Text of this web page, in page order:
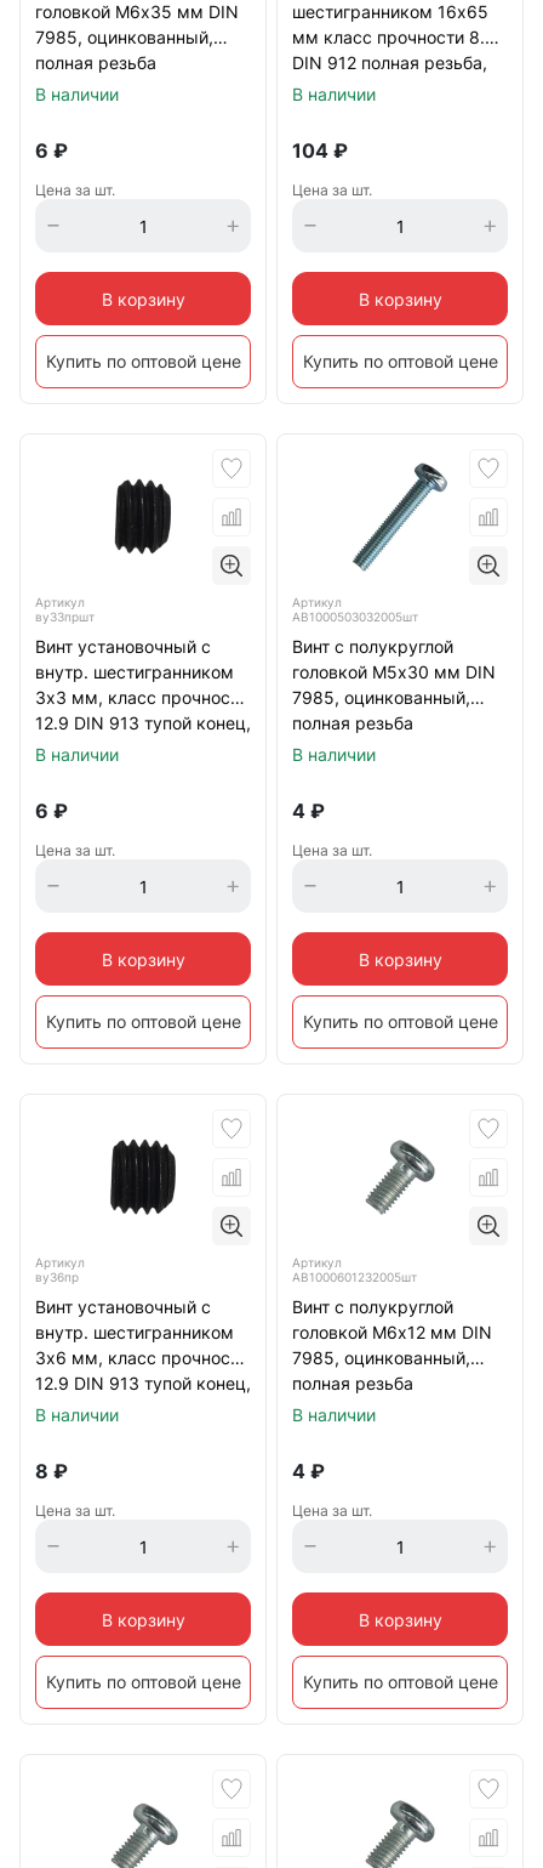
головкой М6х35 мм DIN
7985, оцинкованный,
полная резьба
В наличии
6 ₽
Цена за шт.
В корзину
Купить по оптовой цене
шестигранником 16х65
мм класс прочности 8.8
DIN 912 полная резьба,
оцинкованный
В наличии
104 ₽
Цена за шт.
В корзину
Купить по оптовой цене
Артикул
ву33пршт
Винт установочный с
внутр. шестигранником
3х3 мм, класс прочности
12.9 DIN 913 тупой конец,
черный
В наличии
6 ₽
Цена за шт.
В корзину
Купить по оптовой цене
Артикул
АВ1000503032005шт
Винт с полукруглой
головкой М5х30 мм DIN
7985, оцинкованный,
полная резьба
В наличии
4 ₽
Цена за шт.
В корзину
Купить по оптовой цене
Артикул
ву36пр
Винт установочный с
внутр. шестигранником
3х6 мм, класс прочности
12.9 DIN 913 тупой конец,
черный
В наличии
8 ₽
Цена за шт.
В корзину
Купить по оптовой цене
Артикул
АВ1000601232005шт
Винт с полукруглой
головкой М6х12 мм DIN
7985, оцинкованный,
полная резьба
В наличии
4 ₽
Цена за шт.
В корзину
Купить по оптовой цене